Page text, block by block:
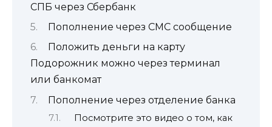
СПБ через Сбербанк
Пополнение через СМС сообщение
Положить деньги на карту
Подорожник можно через терминал
или банкомат
Пополнение через отделение банка
Посмотрите это видео о том, как